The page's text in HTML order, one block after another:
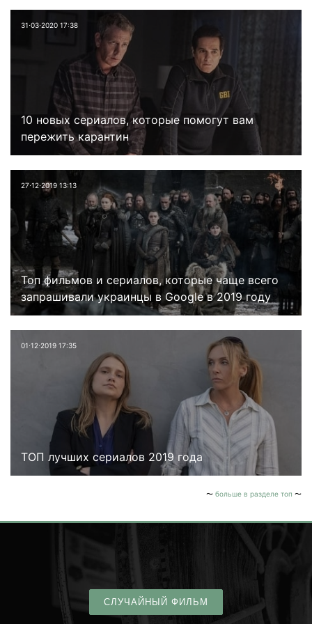
31⋅03⋅2020 17:38
10 новых сериалов, которые помогут вам
пережить карантин
27⋅12⋅2019 13:13
Топ фильмов и сериалов, которые чаще всего
запрашивали украинцы в Google в 2019 году
01⋅12⋅2019 17:35
ТОП лучших сериалов 2019 года
больше в разделе топ
СЛУЧАЙНЫЙ ФИЛЬМ